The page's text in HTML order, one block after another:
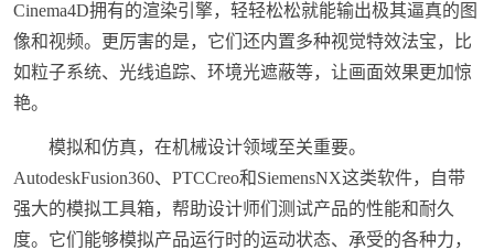
Cinema4D拥有的渲染引擎，轻轻松松就能输出极其逼真的图
像和视频。更厉害的是，它们还内置多种视觉特效法宝，比
如粒子系统、光线追踪、环境光遮蔽等，让画面效果更加惊
艳。
模拟和仿真，在机械设计领域至关重要。
AutodeskFusion360、PTCCreo和SiemensNX这类软件，自带
强大的模拟工具箱，帮助设计师们测试产品的性能和耐久
度。它们能够模拟产品运行时的运动状态、承受的各种力，